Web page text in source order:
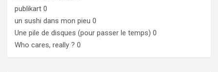
publikart 0
un sushi dans mon pieu 0
Une pile de disques (pour passer le temps) 0
Who cares, really ? 0